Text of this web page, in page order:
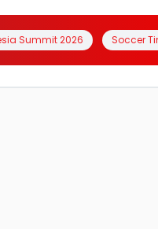
Summit 2026 Soccer